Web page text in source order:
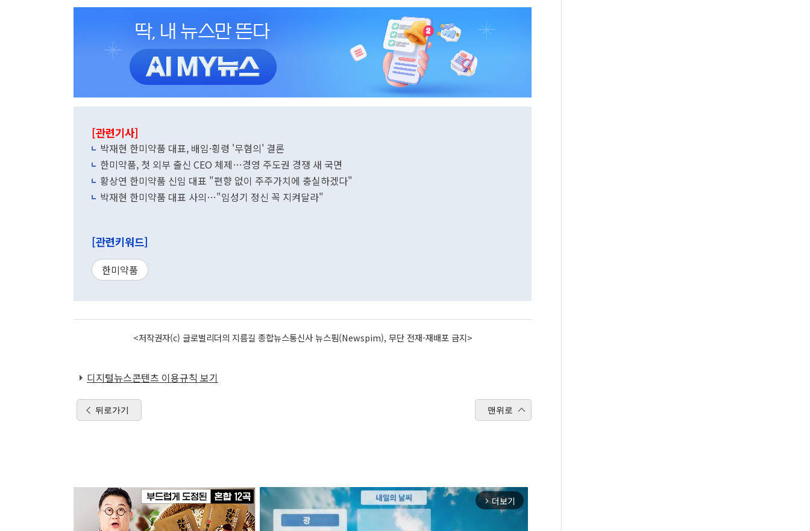
[관련기사]
박재현 한미약품 대표, 배임·횡령 '무혐의' 결론
한미약품, 첫 외부 출신 CEO 체제…경영 주도권 경쟁 새 국면
황상연 한미약품 신임 대표 "편향 없이 주주가치에 충실하겠다"
박재현 한미약품 대표 사의…"임성기 정신 꼭 지켜달라"
[관련키워드]
한미약품
<저작권자(c) 글로벌리더의 지름길 종합뉴스통신사 뉴스핌(Newspim), 무단 전재-재배포 금지>
디지털뉴스콘텐츠 이용규칙 보기
뒤로가기 맨위로
arrow_forward_ios 더보기